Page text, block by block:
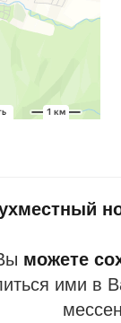
можете
ими в